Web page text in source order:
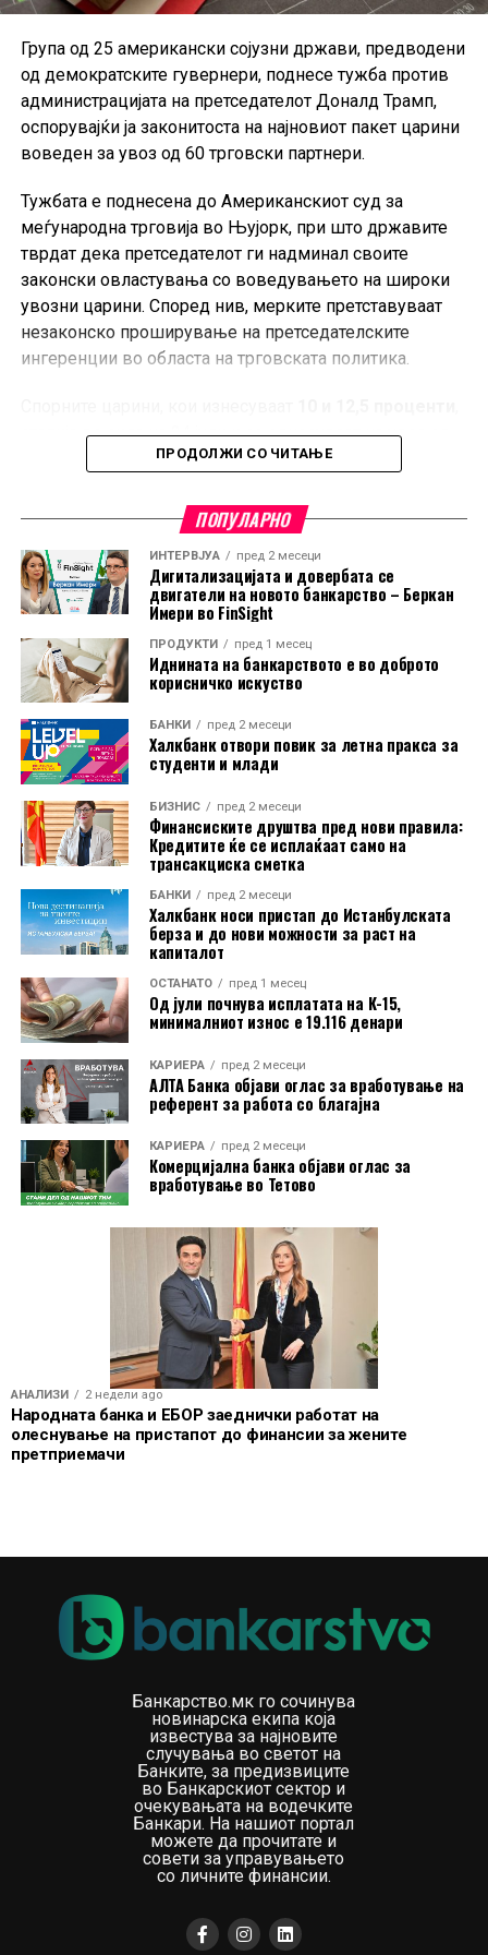
Група од 25 американски сојузни држави, предводени
од демократските гувернери, поднесе тужба против
администрацијата на претседателот Доналд Трамп,
оспорувајќи ја законитоста на најновиот пакет царини
воведен за увоз од 60 трговски партнери.
Тужбата е поднесена до Американскиот суд за
меѓународна трговија во Њујорк, при што државите
тврдат дека претседателот ги надминал своите
законски овластувања со воведувањето на широки
увозни царини. Според нив, мерките претставуваат
незаконско проширување на претседателските
ингеренции во областа на трговската политика.
стапија во сила на 24 јули и се однесуваат на увоз од
60 трговски партнери, меѓу кои е и Европската Унија.
тврдењето дека засегнатите земји не преземаат
доволно активности за спречување на увоз на
производи изработени со принудна работа.
Ова е најновото во низата правни оспорувања на
трговската политика на Трамп. Претходно, повеќе
американски компании успеаја да издејствуваат
судски одлуки против дел од неговите царински
мерки, но администрацијата продолжи со
воведување нови ограничувања.
Подносителите на тужбата наведуваат дека, иако
американскиот закон дозволува воведување царини
во одредени случаи, историски тие биле насочени кон
конкретни земји или индустрии. Според нив,
сегашниот широк пристап, кој опфаќа речиси
целокупниот американски увоз, нема преседан и ги
надминува законските рамки.
ПРОДОЛЖИ СО ЧИТАЊЕ
ПОПУЛАРНО
ИНТЕРВЈУА пред 2 месеци
Дигитализацијата и довербата се
двигатели на новото банкарство – Беркан
Имери во FinSight
ПРОДУКТИ пред 1 месец
Иднината на банкарството е во доброто
корисничко искуство
БАНКИ пред 2 месеци
Халкбанк отвори повик за летна пракса за
студенти и млади
БИЗНИС пред 2 месеци
Финансиските друштва пред нови правила:
Кредитите ќе се исплаќаат само на
трансакциска сметка
БАНКИ пред 2 месеци
Халкбанк носи пристап до Истанбулската
берза и до нови можности за раст на
капиталот
ОСТАНАТО пред 1 месец
Од јули почнува исплатата на К-15,
минималниот износ е 19.116 денари
КАРИЕРА пред 2 месеци
АЛТА Банка објави оглас за вработување на
референт за работа со благајна
КАРИЕРА пред 2 месеци
Комерцијална банка објави оглас за
вработување во Тетово
АНАЛИЗИ 2 недели ago
Народната банка и ЕБОР заеднички работат на
олеснување на пристапот до финансии за жените
претприемачи
Банкарство.мк го сочинува
новинарска екипа која
известува за најновите
случувања во светот на
Банките, за предизвиците
во Банкарскиот сектор и
очекувањата на водечките
Банкари. На нашиот портал
можете да прочитате и
совети за управувањето
со личните финансии.